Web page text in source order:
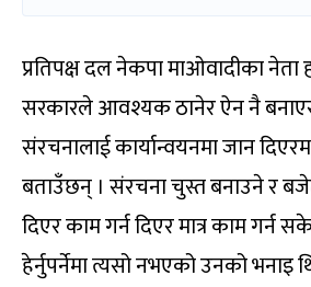
प्रतिपक्ष दल नेकपा माओवादीका नेता
सरकारले आवश्यक ठानेर ऐन नै
संरचनालाई कार्यान्वयनमा जान
बताउँछन् । संरचना चुस्त बनाउने र
दिएर काम गर्न दिएर मात्र काम
हेर्नुपर्नेमा त्यसो नभएको उनको भनाइ